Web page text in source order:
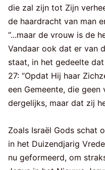
die zal zijn tot Zijn
de haardracht van man
“...maar de vrouw is de
Vandaar ook dat er van
staat, in het gedeelte
27: “Opdat Hij haar
een Gemeente, die
dergelijks, maar dat zij
Zoals Israël Gods schat
in het Duizendjarig
nu geformeerd, om